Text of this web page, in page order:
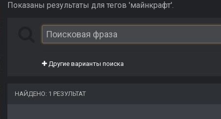
Показаны результаты для тегов 'майнкрафт'.
Другие варианты поиска
НАЙДЕНО: 1 РЕЗУЛЬТАТ